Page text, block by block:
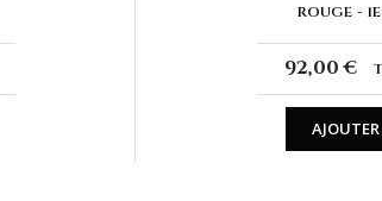
ROUGE
92,00 €